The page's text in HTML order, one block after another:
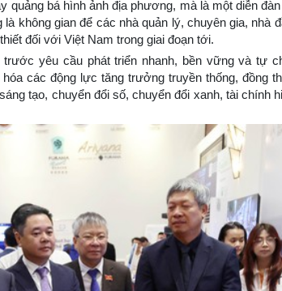
bá hình ảnh địa phương, mà là một diễn
không gian để các nhà quản lý, chuyên gia, nhà
đối với Việt Nam trong giai đoạn tới.
yêu cầu phát triển nhanh, bền vững và tự
các động lực tăng trưởng truyền thống, đồng
tạo, chuyển đổi số, chuyển đổi xanh, tài chính